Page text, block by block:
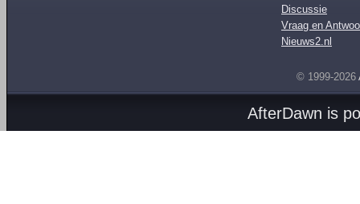
Discussie
Vraag en
Nieuws2.nl
© 1999-2026
AfterDawn is